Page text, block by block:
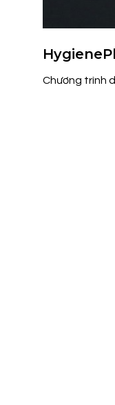
Chương trình